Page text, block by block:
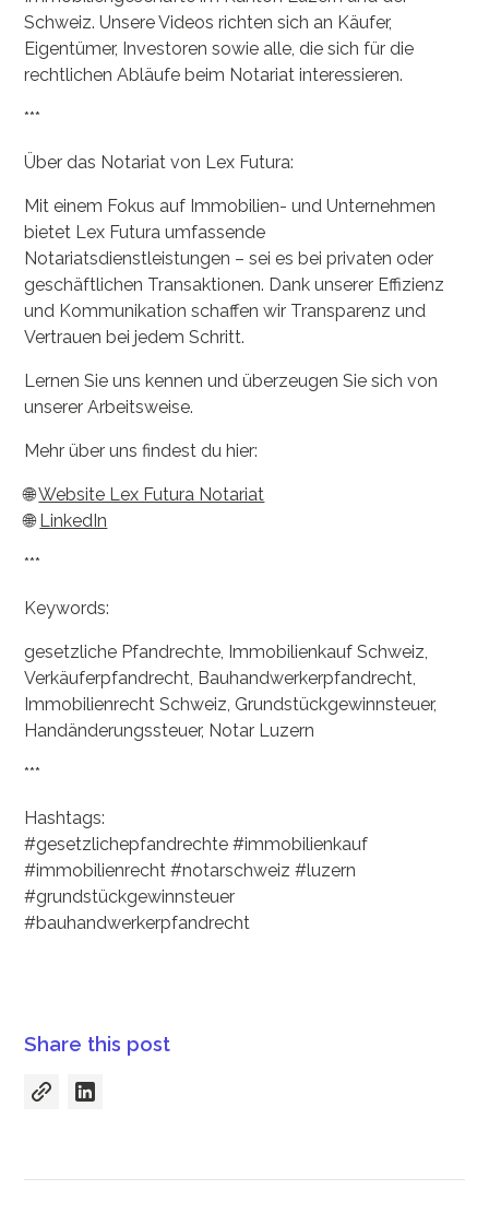
Schweiz. Unsere Videos richten sich an Käufer,
Eigentümer, Investoren sowie alle, die sich für die
rechtlichen Abläufe beim Notariat interessieren.
***
Über das Notariat von Lex Futura:
Mit einem Fokus auf Immobilien- und Unternehmen
bietet Lex Futura umfassende
Notariatsdienstleistungen – sei es bei privaten oder
geschäftlichen Transaktionen. Dank unserer Effizienz
und Kommunikation schaffen wir Transparenz und
Vertrauen bei jedem Schritt.
Lernen Sie uns kennen und überzeugen Sie sich von
unserer Arbeitsweise.
Mehr über uns findest du hier:
🌐Website Lex Futura Notariat
🌐 LinkedIn
***
Keywords:
gesetzliche Pfandrechte, Immobilienkauf Schweiz,
Verkäuferpfandrecht, Bauhandwerkerpfandrecht,
Immobilienrecht Schweiz, Grundstückgewinnsteuer,
Handänderungssteuer, Notar Luzern
***
Hashtags:
#gesetzlichepfandrechte #immobilienkauf
#immobilienrecht #notarschweiz #luzern
#grundstückgewinnsteuer
#bauhandwerkerpfandrecht
Share this post